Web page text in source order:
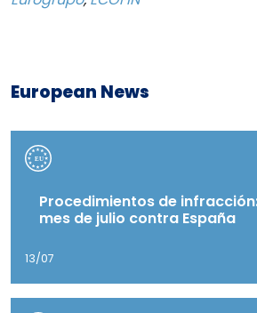
European News
Procedimientos de
mes de julio contra España
13/07